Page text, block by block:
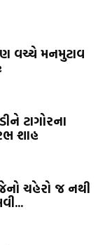
વચ્ચે મનમુટાવ
ટાગોરના
શાહ
ચહેરો જ નથી